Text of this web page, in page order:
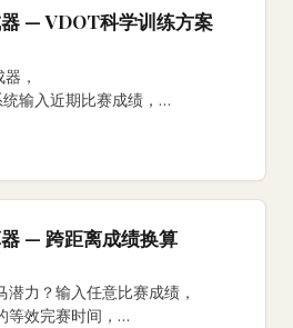
— VDOT科学训练方案
，
输入近期比赛成绩，
时间。可打印。
— 跨距离成绩换算
力？输入任意比赛成绩，
效完赛时间，